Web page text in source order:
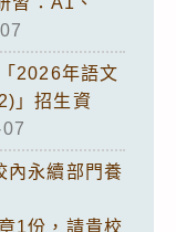
2026年語文
」招生資
內永續部門養
1份，請貴校